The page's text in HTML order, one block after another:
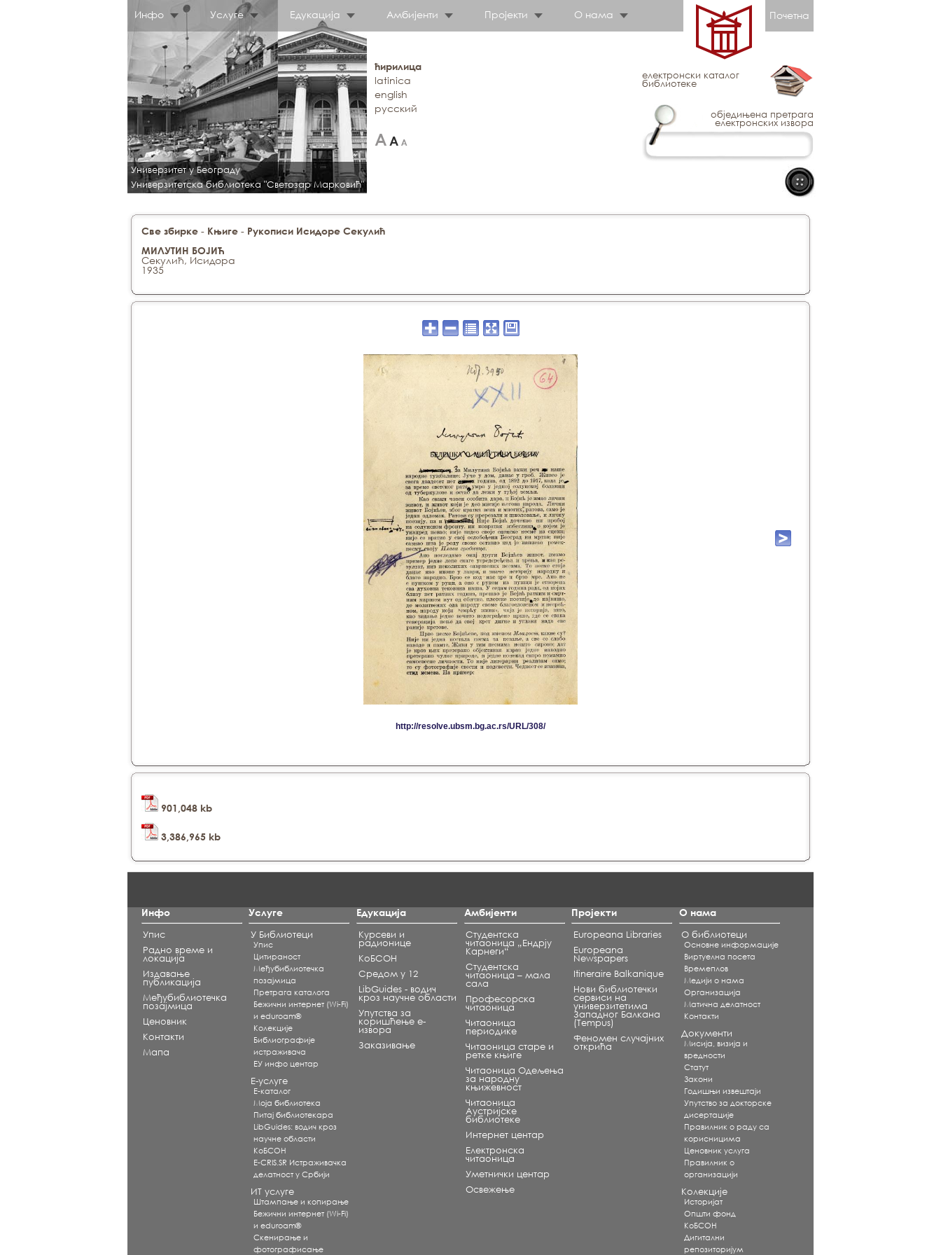
Инфо Услуге Едукација Амбијенти Пројекти О нама Почетна
Универзитет у Београду
Универзитетска библиотека "Светозар Марковић"
ћирилица
latinica
english
русский
електронски каталог
библиотеке
обједињена претрага
електронских извора
Све збирке - Књиге - Рукописи Исидоре Секулић
МИЛУТИН БОЈИЋ
Секулић, Исидора
1935
901,048 kb
3,386,965 kb
Инфо
Упис
Радно време и
локација
Издавање
публикација
Међубиблиотечка
позајмица
Ценовник
Контакти
Мапа
Услуге
У Библиотеци
Упис
Цитираност
Међубиблиотечка
позајмица
Претрага каталога
Бежични интернет (Wi-Fi)
и eduroam®
Koлекције
Библиографије
истраживача
ЕУ инфо центар
Е-услуге
Е-каталог
Моја библиотека
Питај библиотекара
LibGuides: водич кроз
научне области
КоБСОН
E-CRIS.SR Истраживачка
делатност у Србији
ИТ услуге
Штампање и копирање
Бежични интернет (Wi-Fi)
и eduroam®
Скенирање и
фотографисање
Едукација
Курсеви и
радионице
КоБСОН
Средом у 12
LibGuides - водич
кроз научне области
Упутства за
коришћење е-
извора
Заказивање
Амбијенти
Студентска
читаоница „Ендрју
Карнеги“
Студентска
читаоница – мала
сала
Професорска
читаоница
Читаоница
периодике
Читаоница старе и
ретке књиге
Читаоница Одељења
за народну
књижевност
Читаоница
Аустријске
библиотеке
Интернет центар
Електронска
читаоница
Уметнички центар
Освежење
Пројекти
Europeana Libraries
Europeana
Newspapers
Itineraire Balkanique
Нови библиотечки
сервиси на
универзитетима
Западног Балкана
(Tempus)
Феномен случајних
открића
О нама
О библиотеци
Основне информације
Виртуелна посета
Времеплов
Медији о нама
Организација
Матична делатност
Контакти
Документи
Мисија, визија и
вредности
Статут
Закони
Годишњи извештаји
Упутство за докторске
дисертације
Правилник о раду са
корисницима
Ценовник услуга
Правилник о
организацији
Колекције
Историјат
Општи фонд
КоБСОН
Дигитални
репозиторијум